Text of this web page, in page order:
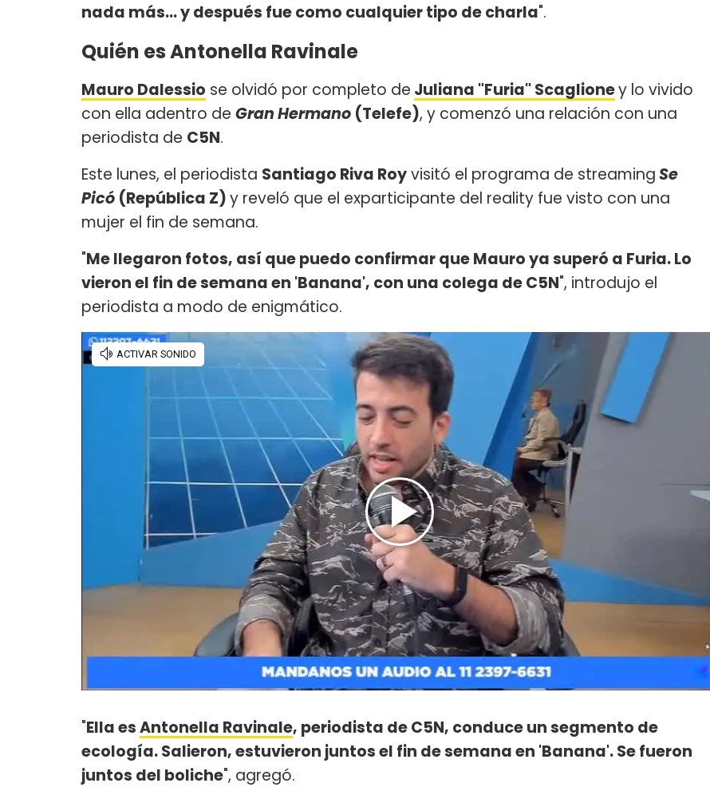
nada más... y después fue como cualquier tipo de charla".
Quién es Antonella Ravinale
Mauro Dalessio se olvidó por completo de Juliana "Furia" Scaglioney lo vivido
con ella adentro de Gran Hermano (Telefe), y comenzó una relación con una
periodista de C5N.
Este lunes, el periodista Santiago Riva Royvisitó el programa de streamingSe
Picó (República Z)y reveló que el exparticipante del reality fue visto con una
mujer el fin de semana.
"Me llegaron fotos, así que puedo confirmar que Mauro ya superó a Furia. Lo
vieron el fin de semana en 'Banana', con una colega de C5N", introdujo el
periodista a modo de enigmático.
"Ella esAntonella Ravinale, periodista de C5N, conduce un segmento de
ecología. Salieron, estuvieron juntos el fin de semana en 'Banana'. Se fueron
juntos del boliche", agregó.